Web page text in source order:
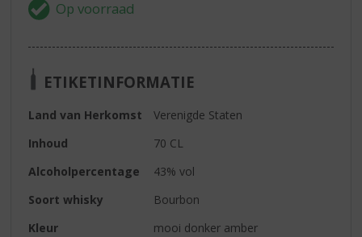
ETIKETINFORMATIE
Land van Herkomst
Verenigde Staten
Inhoud
70 CL
Alcoholpercentage
43% vol
Soort whisky
Bourbon
Kleur
mooi donker amber